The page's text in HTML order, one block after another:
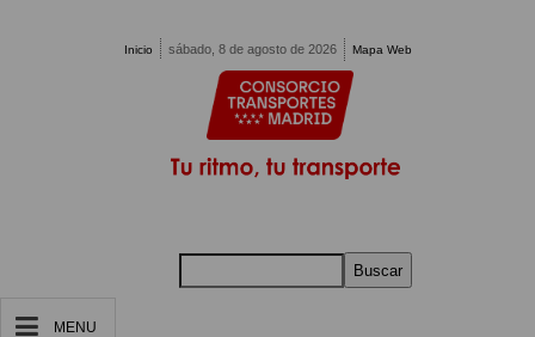
Inicio sábado, 8 de agosto de 2026 Mapa Web
Buscar
MENU